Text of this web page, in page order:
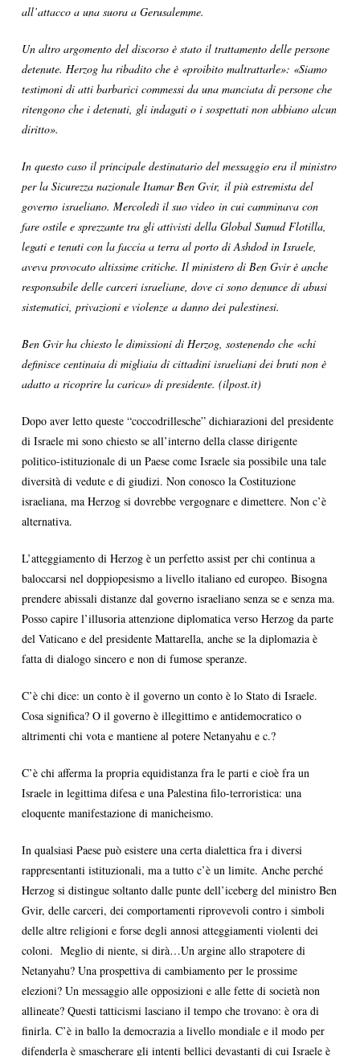
all’attacco a una suora a Gerusalemme.
Un altro argomento del discorso è stato il trattamento delle persone
detenute. Herzog ha ribadito che è «proibito maltrattarle»: «Siamo
testimoni di atti barbarici commessi da una manciata di persone che
ritengono che i detenuti, gli indagati o i sospettati non abbiano alcun
diritto».
In questo caso il principale destinatario del messaggio era il ministro
per la Sicurezza nazionale Itamar Ben Gvir, il più estremista del
governo israeliano. Mercoledì il suo video in cui camminava con
fare ostile e sprezzante tra gli attivisti della Global Sumud Flotilla,
legati e tenuti con la faccia a terra al porto di Ashdod in Israele,
aveva provocato altissime critiche. Il ministero di Ben Gvir è anche
responsabile delle carceri israeliane, dove ci sono denunce di abusi
sistematici, privazioni e violenze a danno dei palestinesi.
Ben Gvir ha chiesto le dimissioni di Herzog, sostenendo che «chi
definisce centinaia di migliaia di cittadini israeliani dei bruti non è
adatto a ricoprire la carica» di presidente. (ilpost.it)
Dopo aver letto queste “coccodrillesche” dichiarazioni del presidente
di Israele mi sono chiesto se all’interno della classe dirigente
politico-istituzionale di un Paese come Israele sia possibile una tale
diversità di vedute e di giudizi. Non conosco la Costituzione
israeliana, ma Herzog si dovrebbe vergognare e dimettere. Non c’è
alternativa.
L’atteggiamento di Herzog è un perfetto assist per chi continua a
baloccarsi nel doppiopesismo a livello italiano ed europeo. Bisogna
prendere abissali distanze dal governo israeliano senza se e senza ma.
Posso capire l’illusoria attenzione diplomatica verso Herzog da parte
del Vaticano e del presidente Mattarella, anche se la diplomazia è
fatta di dialogo sincero e non di fumose speranze.
C’è chi dice: un conto è il governo un conto è lo Stato di Israele.
Cosa significa? O il governo è illegittimo e antidemocratico o
altrimenti chi vota e mantiene al potere Netanyahu e c.?
C’è chi afferma la propria equidistanza fra le parti e cioè fra un
Israele in legittima difesa e una Palestina filo-terroristica: una
eloquente manifestazione di manicheismo.
In qualsiasi Paese può esistere una certa dialettica fra i diversi
rappresentanti istituzionali, ma a tutto c’è un limite. Anche perché
Herzog si distingue soltanto dalle punte dell’iceberg del ministro Ben
Gvir, delle carceri, dei comportamenti riprovevoli contro i simboli
delle altre religioni e forse degli annosi atteggiamenti violenti dei
coloni. Meglio di niente, si dirà…Un argine allo strapotere di
Netanyahu? Una prospettiva di cambiamento per le prossime
elezioni? Un messaggio alle opposizioni e alle fette di società non
allineate? Questi tatticismi lasciano il tempo che trovano: è ora di
finirla. C’è in ballo la democrazia a livello mondiale e il modo per
difenderla è smascherare gli intenti bellici devastanti di cui Israele è